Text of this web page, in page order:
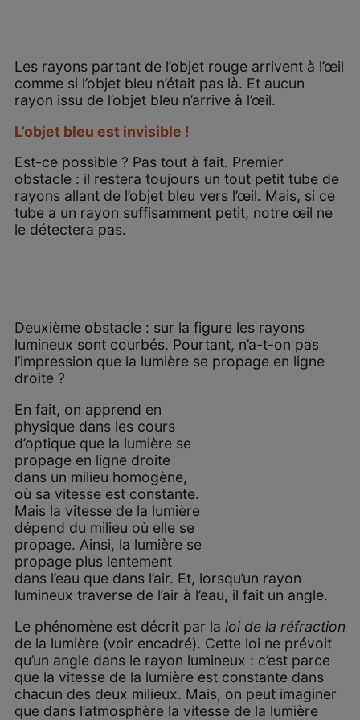
Les rayons partant de l’objet rouge arrivent à l’œil
comme si l’objet bleu n’était pas là. Et aucun
rayon issu de l’objet bleu n’arrive à l’œil.
L’objet bleu est invisible !
Est-ce possible ? Pas tout à fait. Premier
obstacle : il restera toujours un tout petit tube de
rayons allant de l’objet bleu vers l’œil. Mais, si ce
tube a un rayon suffisamment petit, notre œil ne
le détectera pas.
Deuxième obstacle : sur la figure les rayons
lumineux sont courbés. Pourtant, n’a-t-on pas
l’impression que la lumière se propage en ligne
droite ?
En fait, on apprend en
physique dans les cours
d’optique que la lumière se
propage en ligne droite
dans un milieu homogène,
où sa vitesse est constante.
Mais la vitesse de la lumière
dépend du milieu où elle se
propage. Ainsi, la lumière se
propage plus lentement
dans l’eau que dans l’air. Et, lorsqu’un rayon
lumineux traverse de l’air à l’eau, il fait un angle.
Le phénomène est décrit par la loi de la réfraction
de la lumière (voir encadré). Cette loi ne prévoit
qu’un angle dans le rayon lumineux : c’est parce
que la vitesse de la lumière est constante dans
chacun des deux milieux. Mais, on peut imaginer
que dans l’atmosphère la vitesse de la lumière